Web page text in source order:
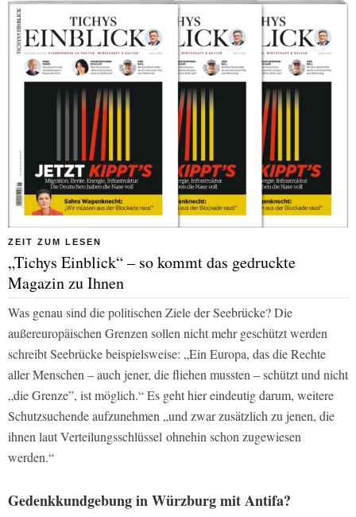
ZEIT ZUM LESEN
„Tichys Einblick“ – so kommt das gedruckte
Magazin zu Ihnen
Was genau sind die politischen Ziele der Seebrücke? Die
außereuropäischen Grenzen sollen nicht mehr geschützt werden
schreibt Seebrücke beispielsweise: „Ein Europa, das die Rechte
aller Menschen – auch jener, die fliehen mussten – schützt und nicht
„die Grenze”, ist möglich.“ Es geht hier eindeutig darum, weitere
Schutzsuchende aufzunehmen „und zwar zusätzlich zu jenen, die
ihnen laut Verteilungsschlüssel ohnehin schon zugewiesen
werden.“
Gedenkkundgebung in Würzburg mit Antifa?